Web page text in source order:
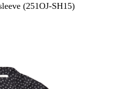
(251OJ-SH15)